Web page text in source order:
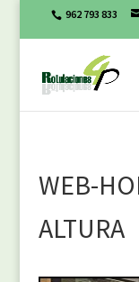
962 793 833
WEB-
ALTURA